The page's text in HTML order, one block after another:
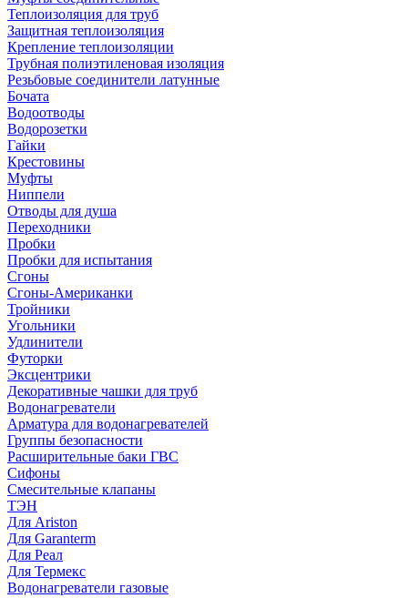
Теплоизоляция для труб
Защитная теплоизоляция
Крепление теплоизоляции
Трубная полиэтиленовая изоляция
Резьбовые соединители латунные
Бочата
Водоотводы
Водорозетки
Гайки
Крестовины
Муфты
Ниппели
Отводы для душа
Переходники
Пробки
Пробки для испытания
Сгоны
Сгоны-Американки
Тройники
Угольники
Удлинители
Футорки
Эксцентрики
Декоративные чашки для труб
Водонагреватели
Арматура для водонагревателей
Группы безопасности
Расширительные баки ГВС
Сифоны
Смесительные клапаны
ТЭН
Для Ariston
Для Garanterm
Для Реал
Для Термекс
Водонагреватели газовые